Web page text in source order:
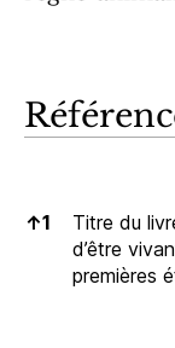
↑1
Titre du
d’être
premières